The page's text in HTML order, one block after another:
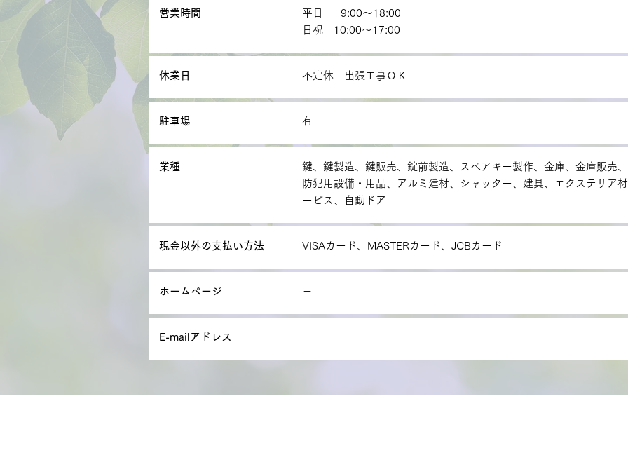
営業時間
平日 9:00～18:00
日祝 10:00～17:00
休業日 不定休 出張工事ＯＫ
駐車場 有
業種
鍵、鍵製造、鍵販売、錠前製造、スペアキー製作、金庫、金庫販売
防犯用設備・用品、アルミ建材、シャッター、建具、エクステリア
ービス、自動ドア
現金以外の支払い方法 VISAカード、MASTERカード、JCBカード
ホームページ －
E-mailアドレス －